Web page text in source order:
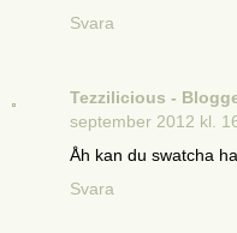
Svara
Tezzilicious -
september 2012 kl.
Åh kan du swatcha
Svara